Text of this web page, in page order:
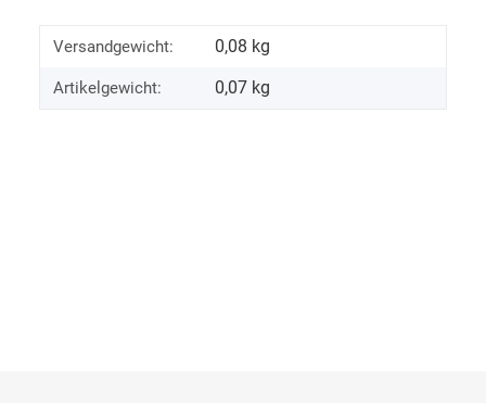
Versandgewicht: 0,08 kg
Artikelgewicht: 0,07 kg